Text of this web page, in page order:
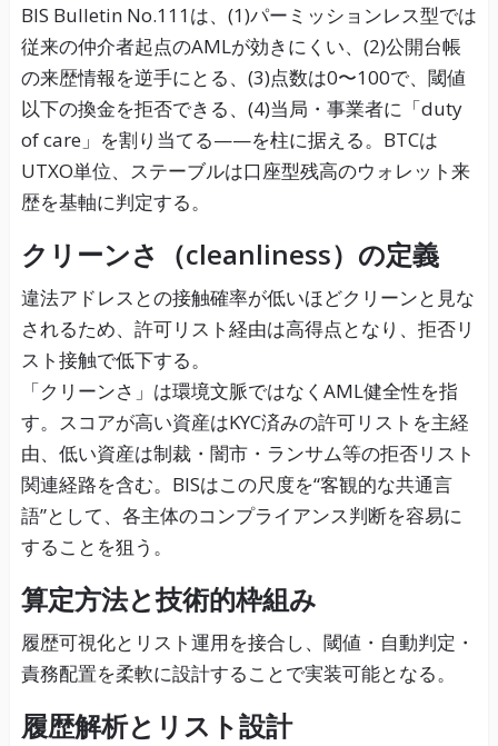
BIS Bulletin No.111は、(1)パーミッションレス型では
従来の仲介者起点のAMLが効きにくい、(2)公開台帳
の来歴情報を逆手にとる、(3)点数は0〜100で、閾値
以下の換金を拒否できる、(4)当局・事業者に「duty
of care」を割り当てる——を柱に据える。BTCは
UTXO単位、ステーブルは口座型残高のウォレット来
歴を基軸に判定する。
クリーンさ（cleanliness）の定義
違法アドレスとの接触確率が低いほどクリーンと見な
されるため、許可リスト経由は高得点となり、拒否リ
スト接触で低下する。
「クリーンさ」は環境文脈ではなくAML健全性を指
す。スコアが高い資産はKYC済みの許可リストを主経
由、低い資産は制裁・闇市・ランサム等の拒否リスト
関連経路を含む。BISはこの尺度を“客観的な共通言
語”として、各主体のコンプライアンス判断を容易に
することを狙う。
算定方法と技術的枠組み
履歴可視化とリスト運用を接合し、閾値・自動判定・
責務配置を柔軟に設計することで実装可能となる。
履歴解析とリスト設計